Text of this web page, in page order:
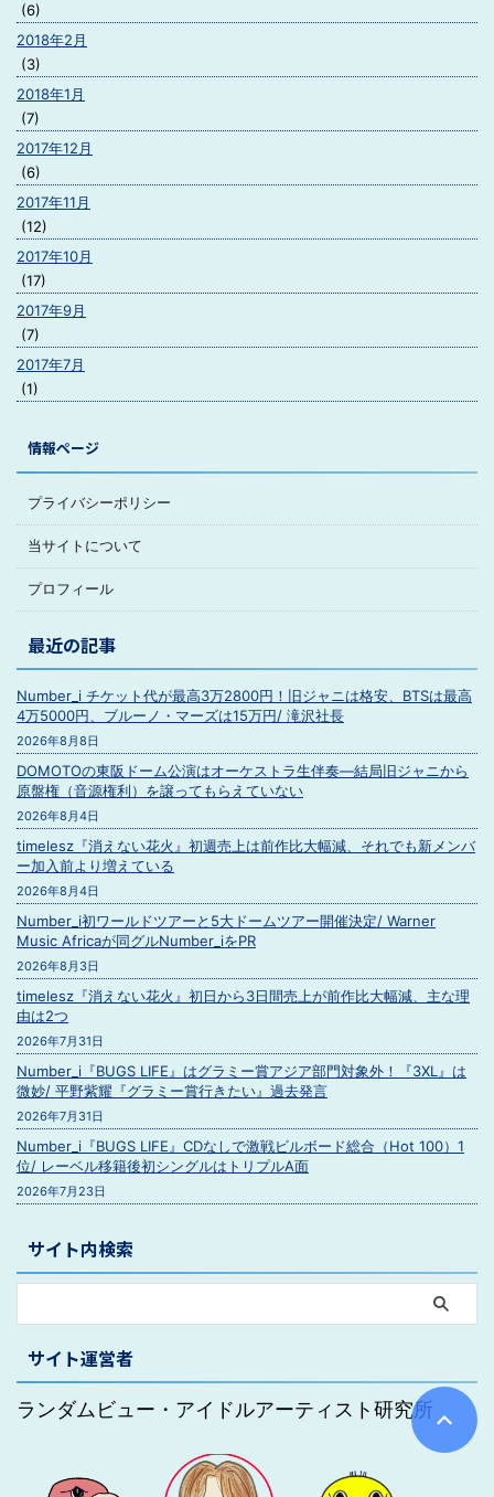
(6)
2018年2月
(3)
2018年1月
(7)
2017年12月
(6)
2017年11月
(12)
2017年10月
(17)
2017年9月
(7)
2017年7月
(1)
情報ページ
プライバシーポリシー
当サイトについて
プロフィール
最近の記事
Number_i チケット代が最高3万2800円！旧ジャニは格安、BTSは最高
4万5000円、ブルーノ・マーズは15万円/ 滝沢社長
2026年8月8日
DOMOTOの東阪ドーム公演はオーケストラ生伴奏―結局旧ジャニから
原盤権（音源権利）を譲ってもらえていない
2026年8月4日
timelesz『消えない花火』初週売上は前作比大幅減、それでも新メンバ
ー加入前より増えている
2026年8月4日
Number_i初ワールドツアーと5大ドームツアー開催決定/ Warner
Music Africaが同グルNumber_iをPR
2026年8月3日
timelesz『消えない花火』初日から3日間売上が前作比大幅減、主な理
由は2つ
2026年7月31日
Number_i『BUGS LIFE』はグラミー賞アジア部門対象外！『3XL』は
微妙/ 平野紫耀『グラミー賞行きたい』過去発言
2026年7月31日
Number_i『BUGS LIFE』CDなしで激戦ビルボード総合（Hot 100）1
位/ レーベル移籍後初シングルはトリプルA面
2026年7月23日
サイト内検索
サイト運営者
ランダムビュー・アイドルアーティスト研究所